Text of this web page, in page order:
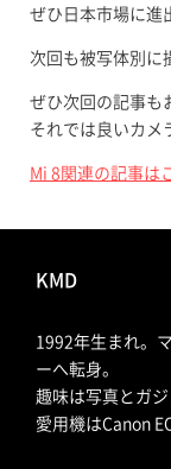
ぜひ日本市場に進
次回も被写体別に
ぜひ次回の記事も
それでは良いカメ
Mi 8関連の記事は
KMD
1992年生まれ。
ーへ転身。
趣味は写真とガジ
愛用機はCanon